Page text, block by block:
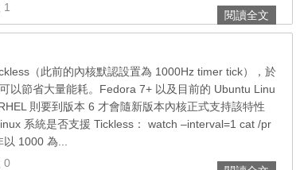
1
閱讀全文
（此前的內核默認設置為 1000Hz timer tick），於
以節省大量能耗。Fedora 7+ 以及目前的 Ubuntu Linu
則要到版本 6 才會隨新版本內核正式支持該特性
系統是否支援 Tickless： watch –interval=1 cat /pr
1000 為...
0